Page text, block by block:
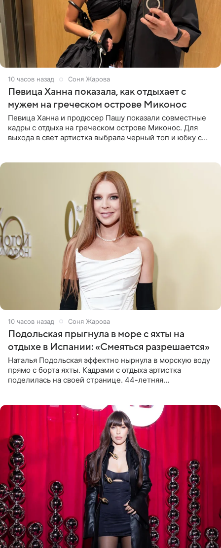
10 часов назад Соня Жарова
Певица Ханна показала, как отдыхает с
мужем на греческом острове Миконос
Певица Ханна и продюсер Пашу показали совместные
кадры с отдыха на греческом острове Миконос. Для
выхода в свет артистка выбрала черный топ и юбку с
10 часов назад Соня Жарова
Подольская прыгнула в море с яхты на
отдыхе в Испании: «Смеяться разрешается»
Наталья Подольская эффектно нырнула в морскую воду
прямо с борта яхты. Кадрами с отдыха артистка
поделилась на своей странице. 44-летняя